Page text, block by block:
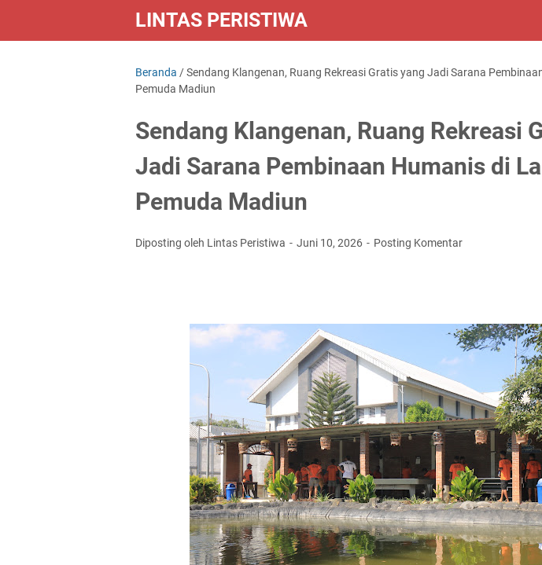
LINTAS PERISTIWA
Beranda /Sendang Klangenan, Ruang Rekreasi Gratis yang Jadi Sarana
Pemuda Madiun
Sendang Klangenan, Ruang Rekreasi
Jadi Sarana Pembinaan Humanis di
Pemuda Madiun
Diposting oleh Lintas Peristiwa Juni 10, 2026 Posting Komentar